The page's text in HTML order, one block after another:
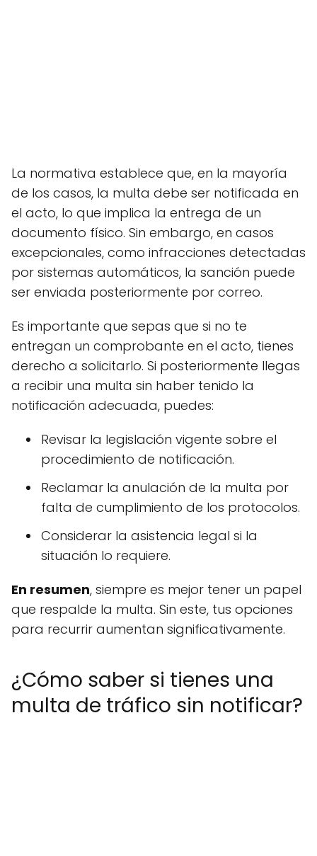
La normativa establece que, en la mayoría
de los casos, la multa debe ser notificada en
el acto, lo que implica la entrega de un
documento físico. Sin embargo, en casos
excepcionales, como infracciones detectadas
por sistemas automáticos, la sanción puede
ser enviada posteriormente por correo.
Es importante que sepas que si no te
entregan un comprobante en el acto, tienes
derecho a solicitarlo. Si posteriormente llegas
a recibir una multa sin haber tenido la
notificación adecuada, puedes:
Revisar la legislación vigente sobre el
procedimiento de notificación.
Reclamar la anulación de la multa por
falta de cumplimiento de los protocolos.
Considerar la asistencia legal si la
situación lo requiere.
En resumen, siempre es mejor tener un papel
que respalde la multa. Sin este, tus opciones
para recurrir aumentan significativamente.
¿Cómo saber si tienes una
multa de tráfico sin notificar?